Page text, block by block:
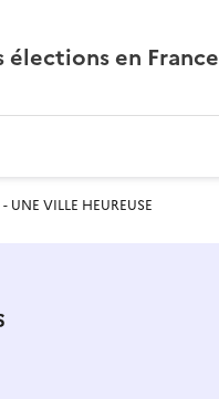
en France
UNE VILLE HEUREUSE